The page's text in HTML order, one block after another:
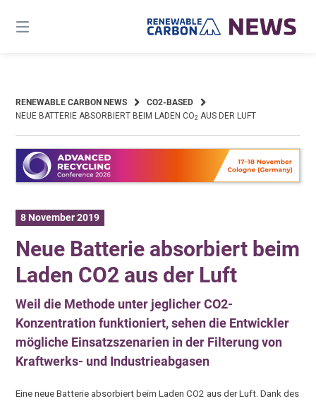
content
RENEWABLE CARBON NEWS
CO2-BASED
NEUE BATTERIE ABSORBIERT BEIM LADEN CO2 AUS DER LUFT
8 November 2019
Neue Batterie absorbiert beim
Laden CO2 aus der Luft
Weil die Methode unter jeglicher CO2-
Konzentration funktioniert, sehen die Entwickler
mögliche Einsatzszenarien in der Filterung von
Kraftwerks- und Industrieabgasen
Eine neue Batterie absorbiert beim Laden CO2 aus der Luft. Dank des